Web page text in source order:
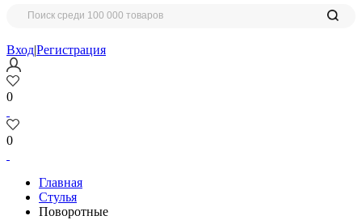
Вход|Регистрация
0
0
Главная
Стулья
Поворотные